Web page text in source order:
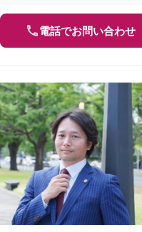
電話でお問い合わせ